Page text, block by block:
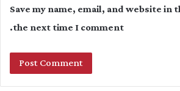
Save my name, email, and website
the next time I comment.